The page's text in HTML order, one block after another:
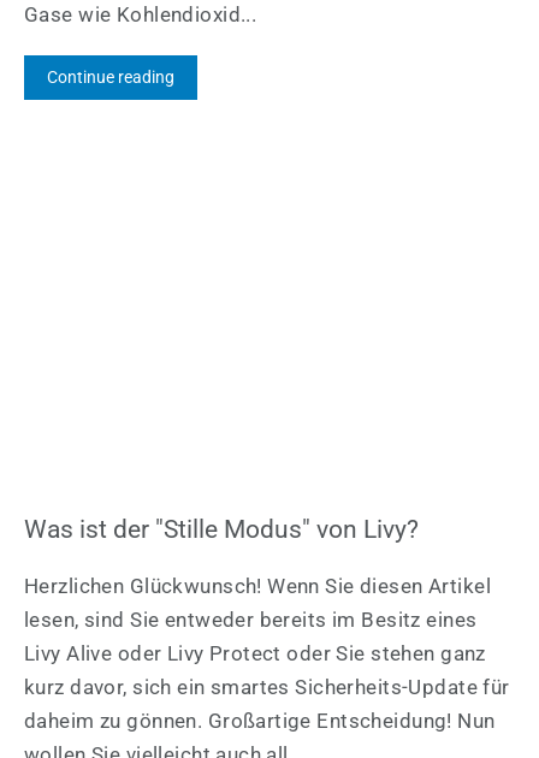
Gase wie Kohlendioxid...
Continue reading
Was ist der "Stille Modus" von Livy?
Herzlichen Glückwunsch! Wenn Sie diesen Artikel
lesen, sind Sie entweder bereits im Besitz eines
Livy Alive oder Livy Protect oder Sie stehen ganz
kurz davor, sich ein smartes Sicherheits-Update für
daheim zu gönnen. Großartige Entscheidung! Nun